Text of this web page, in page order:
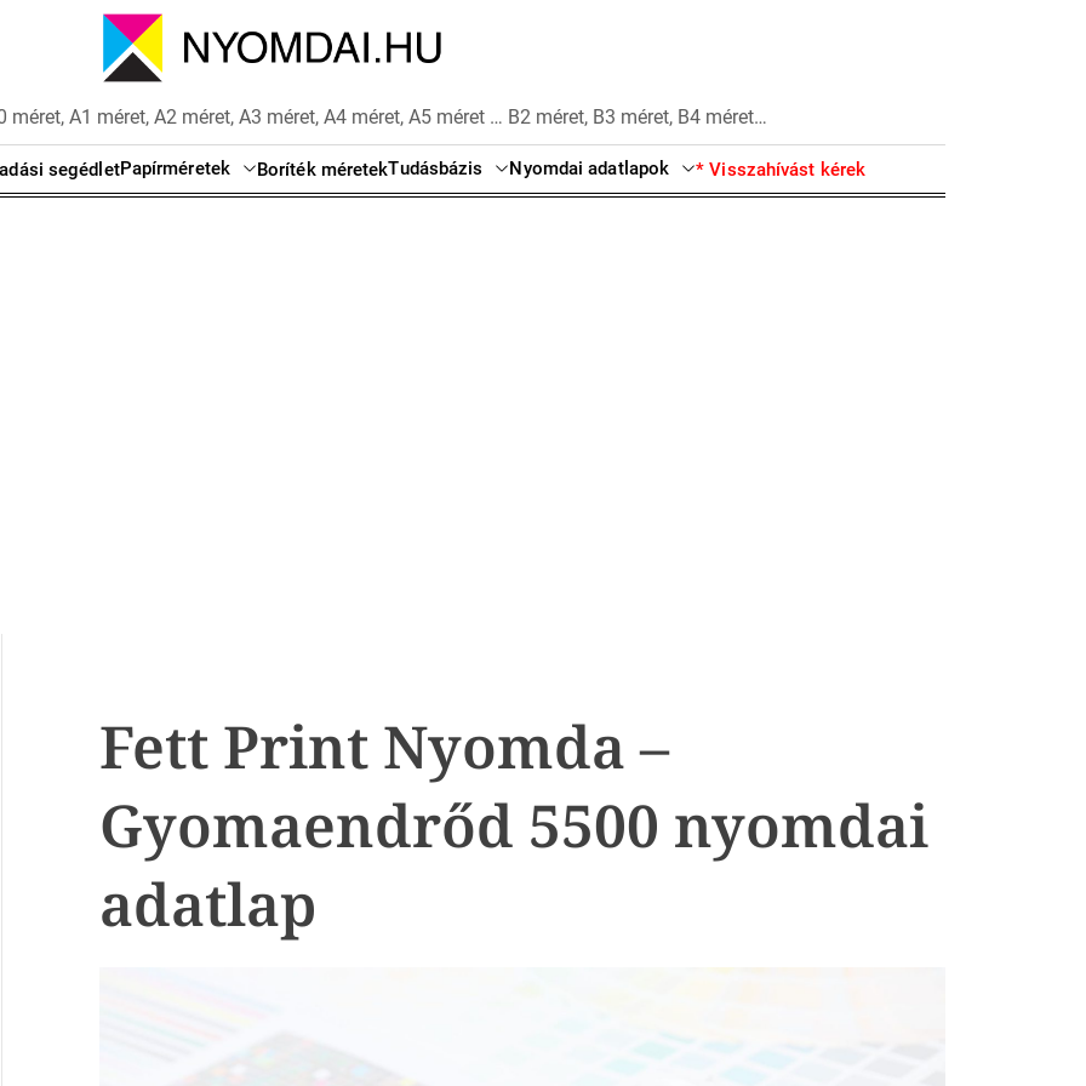
A1 méret, A2 méret, A3 méret, A4 méret, A5 méret … B2 méret, B3 méret, B4 méret…
segédletPapírméretek Boríték méretekTudásbázis Nyomdai adatlapok * Visszahívást kérek
Fett Print Nyomda –
Gyomaendrőd 5500 nyomdai
adatlap